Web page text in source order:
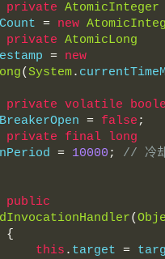
private AtomicInteger
= new
private AtomicLong
= new
(System.
private volatile
= false ;
private
final
long
= 10000 ;
// 冷
public
(
{
this . target =